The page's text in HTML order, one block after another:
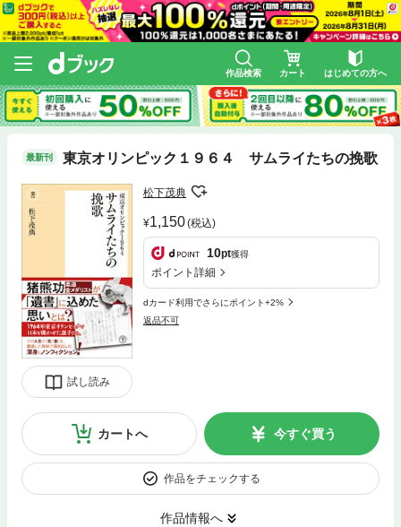
作品検索 カート はじめての方へ
最新刊 東京オリンピック１９６４ サムライたちの挽歌
試し読み
松下茂典
1,150(税込)
10pt獲得
ポイント詳細
dカード利用でさらにポイント+2%
返品不可
カートへ 今すぐ買う
作品をチェックする
作品情報へ